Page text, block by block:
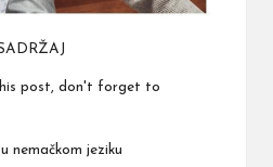
post, don't forget to
nemačkom jeziku